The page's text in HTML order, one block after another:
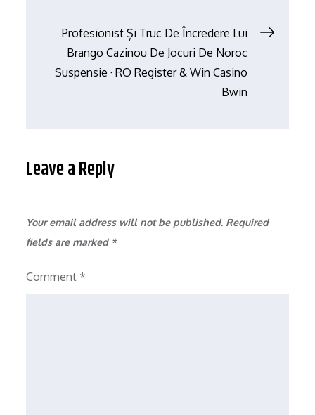
Profesionist Și Truc De Încredere Lui
Brango Cazinou De Jocuri De Noroc
Suspensie · RO Register & Win Casino
Bwin
Leave a Reply
Your email address will not be published. Required
fields are marked *
Comment *